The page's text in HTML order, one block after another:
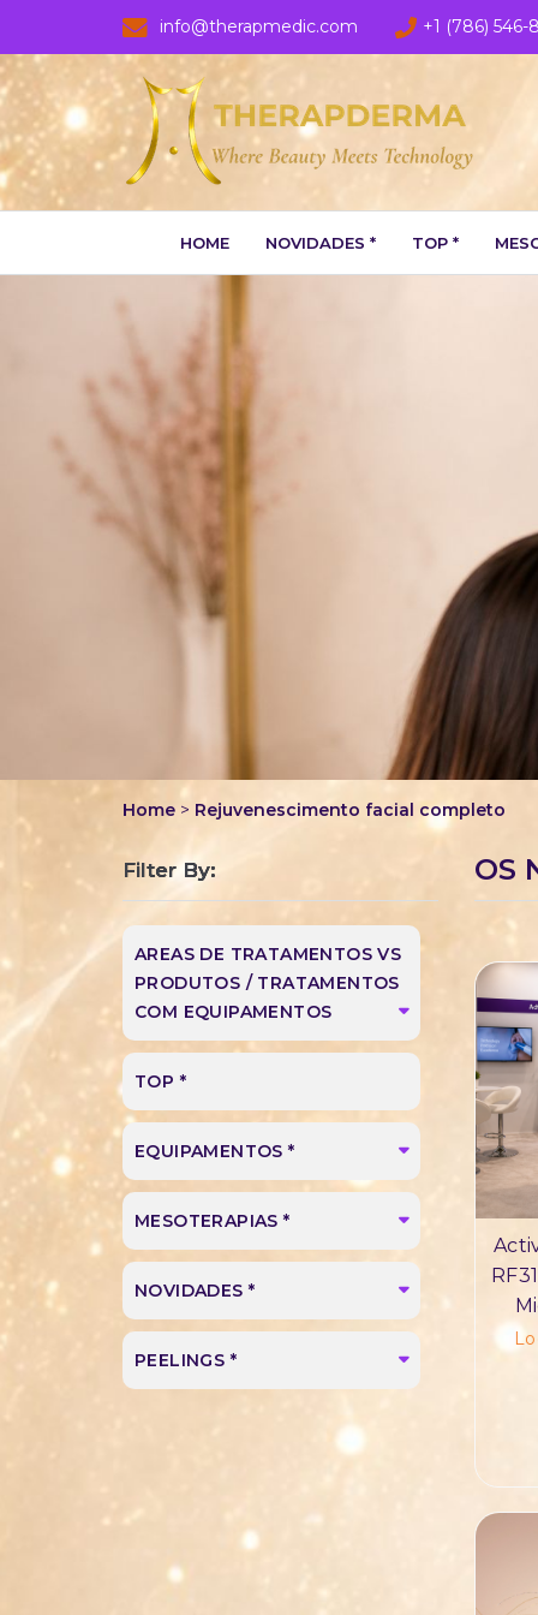
info@therapmedic.com +1 (786)
HOME NOVIDADES * TOP *
Home > Rejuvenescimento facial completo
Filter By:
AREAS DE TRATAMENTOS VS
PRODUTOS / TRATAMENTOS
COM EQUIPAMENTOS
TOP *
EQUIPAMENTOS *
MESOTERAPIAS *
NOVIDADES *
PEELINGS *
OS